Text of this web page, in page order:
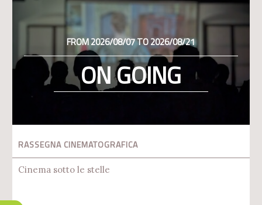
FROM 2026/08/07 TO 2026/08/21
ON GOING
RASSEGNA CINEMATOGRAFICA
Cinema sotto le stelle